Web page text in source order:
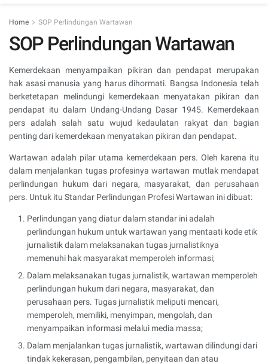
Home SOP Perlindungan Wartawan
SOP Perlindungan Wartawan
Kemerdekaan menyampaikan pikiran dan pendapat merupakan
hak asasi manusia yang harus dihormati. Bangsa Indonesia telah
berketetapan melindungi kemerdekaan menyatakan pikiran dan
pendapat itu dalam Undang-Undang Dasar 1945. Kemerdekaan
pers adalah salah satu wujud kedaulatan rakyat dan bagian
penting dari kemerdekaan menyatakan pikiran dan pendapat.
Wartawan adalah pilar utama kemerdekaan pers. Oleh karena itu
dalam menjalankan tugas profesinya wartawan mutlak mendapat
perlindungan hukum dari negara, masyarakat, dan perusahaan
pers. Untuk itu Standar Perlindungan Profesi Wartawan ini dibuat:
Perlindungan yang diatur dalam standar ini adalah
perlindungan hukum untuk wartawan yang mentaati kode etik
jurnalistik dalam melaksanakan tugas jurnalistiknya
memenuhi hak masyarakat memperoleh informasi;
Dalam melaksanakan tugas jurnalistik, wartawan memperoleh
perlindungan hukum dari negara, masyarakat, dan
perusahaan pers. Tugas jurnalistik meliputi mencari,
memperoleh, memiliki, menyimpan, mengolah, dan
menyampaikan informasi melalui media massa;
Dalam menjalankan tugas jurnalistik, wartawan dilindungi dari
tindak kekerasan, pengambilan, penyitaan dan atau